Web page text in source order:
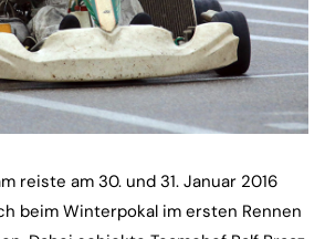
reiste am 30. und 31. Januar 2016
beim Winterpokal im ersten Rennen